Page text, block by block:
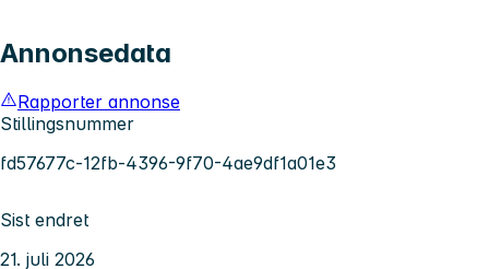
Annonsedata
Rapporter annonse
Stillingsnummer
fd57677c-12fb-4396-9f70-4ae9df1a01e3
Sist endret
21. juli 2026